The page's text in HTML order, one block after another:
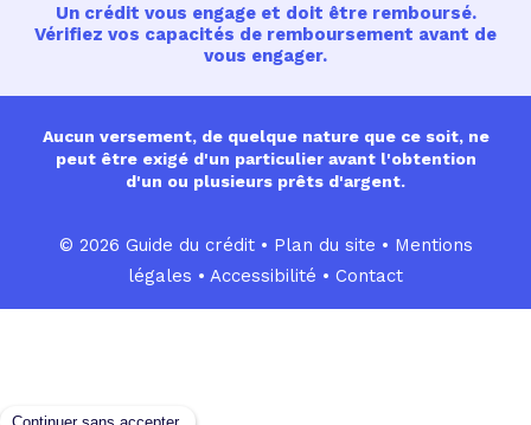
Un crédit vous engage et doit être remboursé.
Vérifiez vos capacités de remboursement avant de
vous engager.
Aucun versement, de quelque nature que ce soit, ne
peut être exigé d'un particulier avant l'obtention
d'un ou plusieurs prêts d'argent.
© 2026 Guide du crédit • Plan du site • Mentions
légales • Accessibilité • Contact